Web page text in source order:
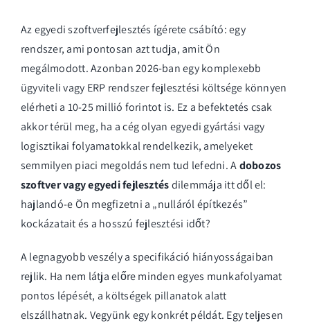
Az egyedi szoftverfejlesztés ígérete csábító: egy
rendszer, ami pontosan azt tudja, amit Ön
megálmodott. Azonban 2026-ban egy komplexebb
ügyviteli vagy ERP rendszer fejlesztési költsége könnyen
elérheti a 10-25 millió forintot is. Ez a befektetés csak
akkor térül meg, ha a cég olyan egyedi gyártási vagy
logisztikai folyamatokkal rendelkezik, amelyeket
semmilyen piaci megoldás nem tud lefedni. Adobozos
szoftver vagy egyedi fejlesztésdilemmája itt dől el:
hajlandó-e Ön megfizetni a „nulláról építkezés”
kockázatait és a hosszú fejlesztési időt?
A legnagyobb veszély a specifikáció hiányosságaiban
rejlik. Ha nem látja előre minden egyes munkafolyamat
pontos lépését, a költségek pillanatok alatt
elszállhatnak. Vegyünk egy konkrét példát. Egy teljesen